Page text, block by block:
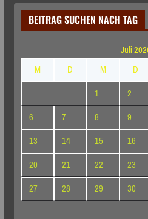
BEITRAG SUCHEN NACH TAG
Juli
M
D M D
1
2
6
7 8 9
13
14 15 16
20
21 22 23
27
28 29 30